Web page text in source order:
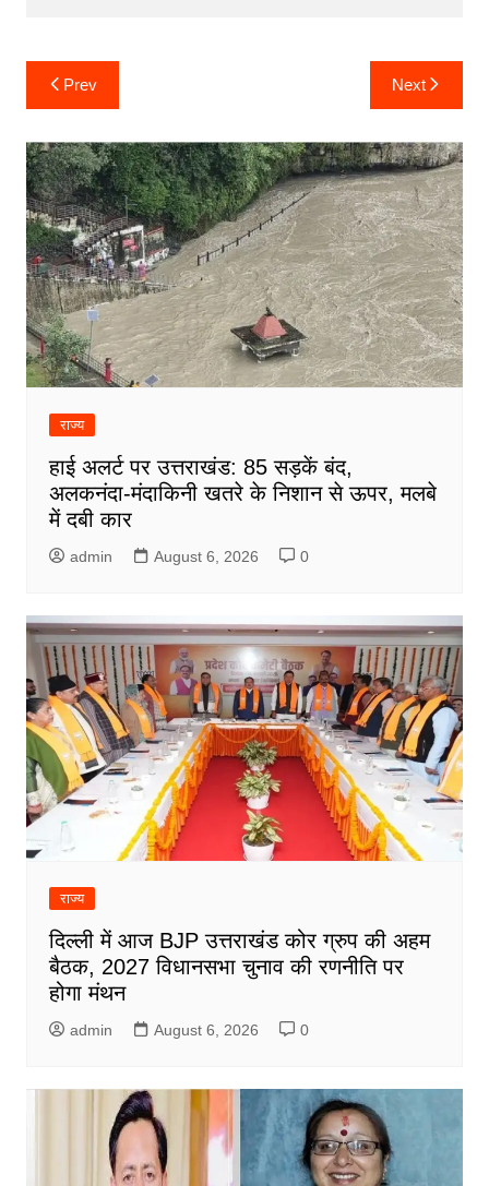
Post
navigation
Prev Next
राज्य
हाई अलर्ट पर उत्तराखंड: 85 सड़कें बंद,
अलकनंदा-मंदाकिनी खतरे के निशान से ऊपर, मलबे
में दबी कार
admin August 6, 2026 0
राज्य
दिल्ली में आज BJP उत्तराखंड कोर ग्रुप की अहम
बैठक, 2027 विधानसभा चुनाव की रणनीति पर
होगा मंथन
admin August 6, 2026 0